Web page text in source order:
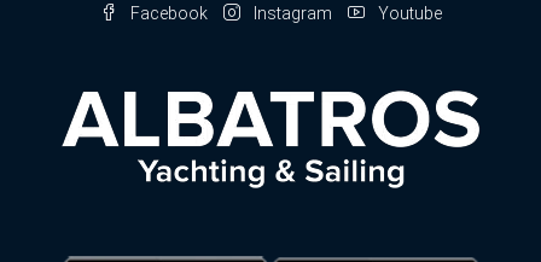
Facebook Instagram Youtube